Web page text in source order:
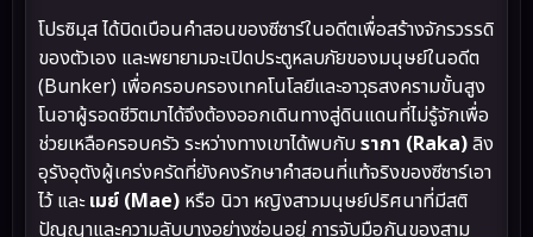
โปรซิมุส ได้บิดเบือนคำสอนของซีซาร์ในอดีตเพื่อสร้างจักรวรรดิ
ของตัวเอง และพยายามจะเปิดประตูหลบภัยของมนุษย์ในอดีต
(Bunker) เพื่อครอบครองเทคโนโลยีและอาวุธสงครามขั้นสูง
โนอาผู้รอดชีวิตมาได้จึงต้องออกเดินทางสู่ดินแดนที่ไม่รู้จักเพื่อ
ช่วยเหลือครอบครัว ระหว่างทางเขาได้พบกับรากา (Raka)ลิง
อุรังอุตังผู้เคร่งครัดที่ยังคงรักษาคำสอนที่แท้จริงของซีซาร์เอา
ไว้ และเมย์ (Mae) หรือ นิวา หญิงสาวมนุษย์ปริศนาที่มีสติ
ปัญญาและความลับบางอย่างซ่อนอยู่ การจับมือกันของสาม